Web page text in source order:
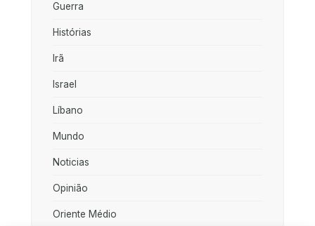
Guerra
Histórias
Irã
Israel
Líbano
Mundo
Noticias
Opinião
Oriente Médio